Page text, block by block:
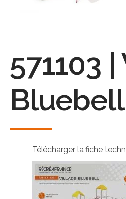
571103
Bluebell
Télécharger la fiche